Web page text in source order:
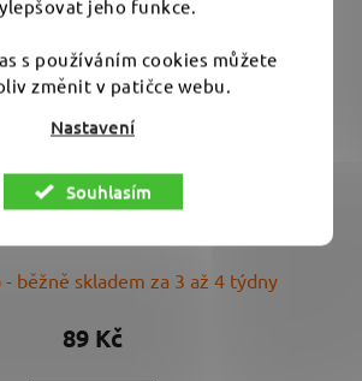
jeho funkce.
s používáním cookies můžete
změnit v patičce webu.
Nastavení
Souhlasím
běžně skladem za 3 až 4 týdny
89 Kč